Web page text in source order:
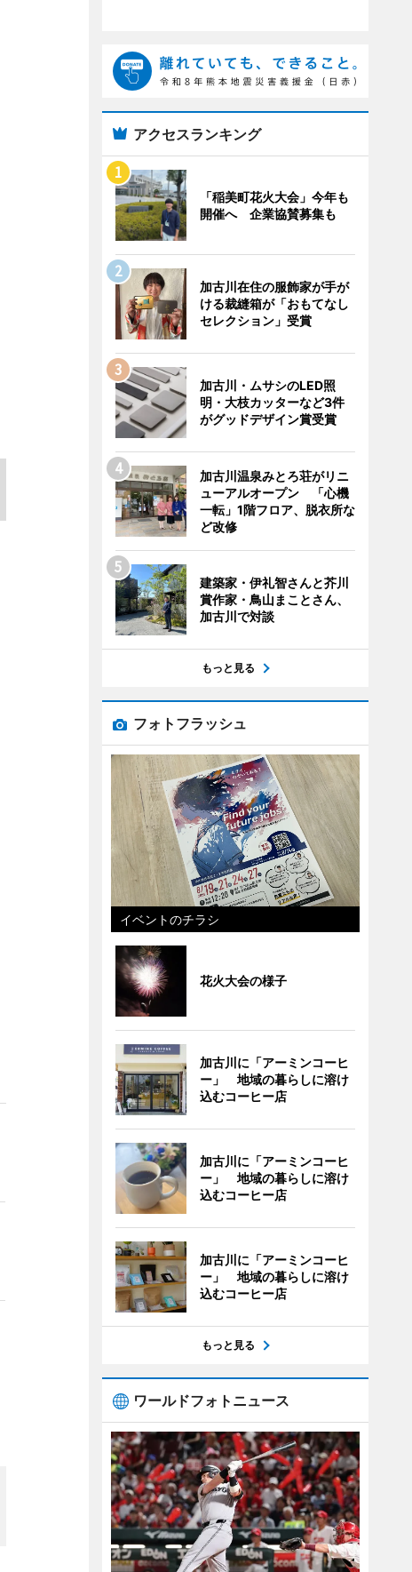
アクセスランキング
「稲美町花火大会」今年も
開催へ 企業協賛募集も
加古川在住の服飾家が手が
ける裁縫箱が「おもてなし
セレクション」受賞
加古川・ムサシのLED照
明・大枝カッターなど3件
がグッドデザイン賞受賞
加古川温泉みとろ荘がリニ
ューアルオープン 「心機
一転」1階フロア、脱衣所な
ど改修
建築家・伊礼智さんと芥川
賞作家・鳥山まことさん、
加古川で対談
もっと見る
フォトフラッシュ
イベントのチラシ
花火大会の様子
加古川に「アーミンコーヒ
ー」 地域の暮らしに溶け
込むコーヒー店
加古川に「アーミンコーヒ
ー」 地域の暮らしに溶け
込むコーヒー店
加古川に「アーミンコーヒ
ー」 地域の暮らしに溶け
込むコーヒー店
もっと見る
ワールドフォトニュース